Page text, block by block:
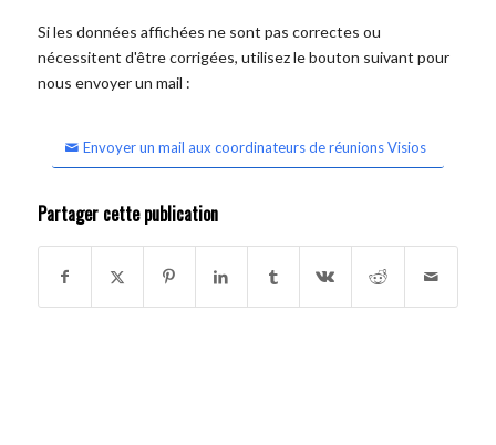
Si les données affichées ne sont pas correctes ou
nécessitent d'être corrigées, utilisez le bouton suivant pour
nous envoyer un mail :
Envoyer un mail aux coordinateurs de réunions Visios
Partager cette publication